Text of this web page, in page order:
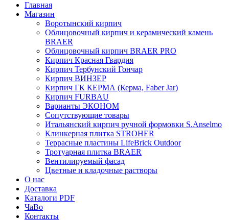
Главная
Магазин
Воротынский кирпич
Облицовочный кирпич и керамический камень
BRAER
Облицовочный кирпич BRAER PRO
Кирпич Красная Гвардия
Кирпич Тербунский Гончар
Кирпич ВИНЗЕР
Кирпич ГК КЕРМА (Керма, Faber Jar)
Кирпич FURBAU
Варианты ЭКОНОМ
Сопутствующие товары
Итальянский кирпич ручной формовки S.Anselmo
Клинкерная плитка STROHER
Террасные пластины LifeBrick Outdoor
Тротуарная плитка BRAER
Вентилируемый фасад
Цветные и кладочные растворы
О нас
Доставка
Каталоги PDF
ЧаВо
Контакты